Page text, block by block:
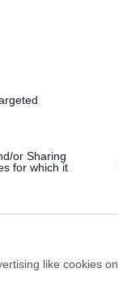
or Sharing
for which it
like cookies on